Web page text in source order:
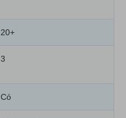
20+
3
Có